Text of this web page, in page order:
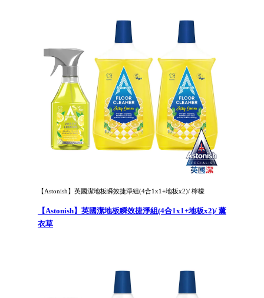
【Astonish】英國潔地板瞬效捷淨組(4合1x1+地板x2)/ 檸檬
【Astonish】英國潔地板瞬效捷淨組(4合1x1+地板x2)/ 薰
衣草